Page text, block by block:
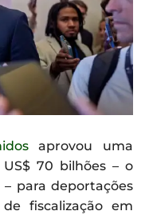
aprovou uma
70 bilhões – o
para deportações
fiscalização em